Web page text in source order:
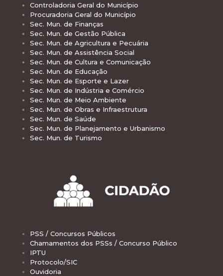
Controladoria Geral do Município
Procuradoria Geral do Município
Sec. Mun. de Finanças
Sec. Mun. de Gestão Pública
Sec. Mun. de Agricultura e Pecuária
Sec. Mun. de Assistência Social
Sec. Mun. de Cultura e Comunicação
Sec. Mun. de Educação
Sec. Mun. de Esporte e Lazer
Sec. Mun. de Indústria e Comércio
Sec. Mun. de Meio Ambiente
Sec. Mun. de Obras e Infraestrutura
Sec. Mun. de Saúde
Sec. Mun. de Planejamento e Urbanismo
Sec. Mun. de Turismo
PSS / Concursos Públicos
Chamamentos dos PSSs / Concurso Público
IPTU
Protocolo/SIC
Ouvidoria